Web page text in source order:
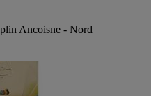
Ancoisne - Nord